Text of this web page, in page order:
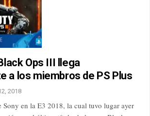
Ops III llega
a los miembros de PS Plus
2018
Sony en la E3 2018, la cual tuvo lugar ayer